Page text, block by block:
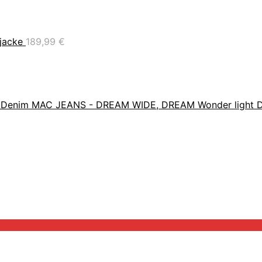
189,99 €
MAC JEANS - DREAM WIDE, DREAM Wonder light